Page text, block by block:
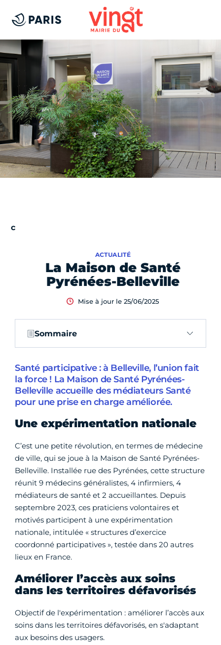
La Maison de Santé
Pyrénées-Belleville
ACTUALITÉ
Mise à jour le 25/06/2025
Sommaire
Santé participative : à Belleville, l’union fait
la force ! La Maison de Santé Pyrénées-
Belleville accueille des médiateurs Santé
pour une prise en charge améliorée.
Une expérimentation nationale
C’est une petite révolution, en termes de médecine
de ville, qui se joue à la Maison de Santé Pyrénées-
Belleville. Installée rue des Pyrénées, cette structure
réunit 9 médecins généralistes, 4 infirmiers, 4
médiateurs de santé et 2 accueillantes. Depuis
septembre 2023, ces praticiens volontaires et
motivés participent à une expérimentation
nationale, intitulée « structures d’exercice
coordonné participatives », testée dans 20 autres
lieux en France.
Améliorer l’accès aux soins
dans les territoires défavorisés
Objectif de l'expérimentation : améliorer l’accès aux
soins dans les territoires défavorisés, en s'adaptant
aux besoins des usagers.